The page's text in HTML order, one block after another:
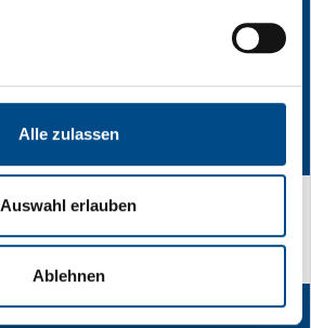
Alle zulassen
Auswahl erlauben
Ablehnen